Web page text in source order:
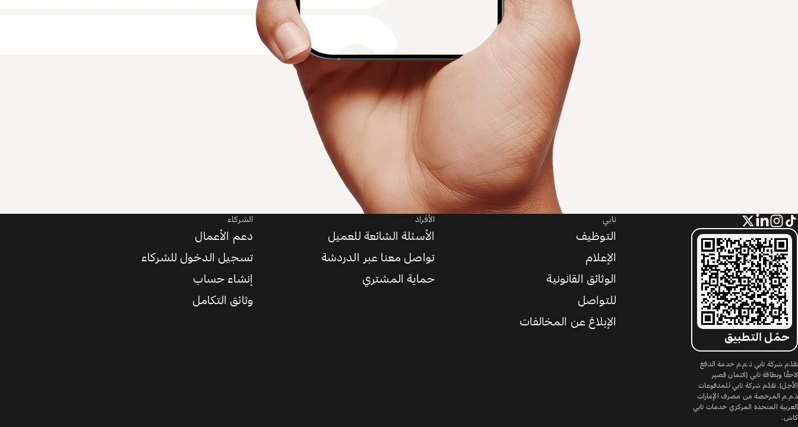
حمّل التطبيق
تقدّم شركة تابي ذ.م.م خدمة الدفع
لاحقًا وبطاقة تابي (ائتمان قصير
الأجل). تقدّم شركة تابي للمدفوعات
ذ.م.م المرخصة من مصرف الإمارات
العربية المتحدة المركزي خدمات تابي
كاش.
تابي
التوظيف
الإعلام
الوثائق القانونية
للتواصل
الإبلاغ عن المخالفات
الأفراد
الأسئلة الشائعة للعميل
تواصل معنا عبر الدردشة
حماية المشتري
الشركاء
دعم الأعمال
تسجيل الدخول للشركاء
إنشاء حساب
وثائق التكامل